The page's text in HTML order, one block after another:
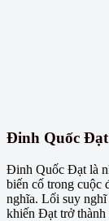
Đinh Quốc Đạt
Đinh Quốc Đạt là
biến cố trong cuộc
nghĩa. Lối suy nghĩ
khiến Đạt trở thành